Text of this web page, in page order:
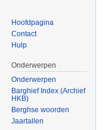
Hoofdpagina
Contact
Hulp
Onderwerpen
Onderwerpen
Barghief Index (Archief
HKB)
Berghse woorden
Jaartallen